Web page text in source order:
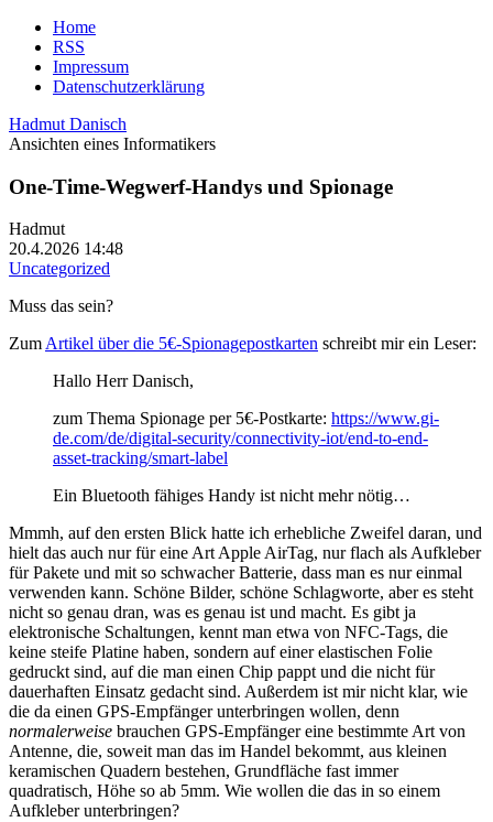
Home
RSS
Impressum
Datenschutzerklärung
Hadmut Danisch
Ansichten eines Informatikers
One-Time-Wegwerf-Handys und Spionage
Hadmut
20.4.2026 14:48
Uncategorized
Muss das sein?
ZumArtikel über die 5€-Spionagepostkarten schreibt mir ein Leser:
Hallo Herr Danisch,
zum Thema Spionage per 5€-Postkarte: https://www.gi-
de.com/de/digital-security/connectivity-iot/end-to-end-
asset-tracking/smart-label
Ein Bluetooth fähiges Handy ist nicht mehr nötig…
Mmmh, auf den ersten Blick hatte ich erhebliche Zweifel daran, und
hielt das auch nur für eine Art Apple AirTag, nur flach als Aufkleber
für Pakete und mit so schwacher Batterie, dass man es nur einmal
verwenden kann. Schöne Bilder, schöne Schlagworte, aber es steht
nicht so genau dran, was es genau ist und macht. Es gibt ja
elektronische Schaltungen, kennt man etwa von NFC-Tags, die
keine steife Platine haben, sondern auf einer elastischen Folie
gedruckt sind, auf die man einen Chip pappt und die nicht für
dauerhaften Einsatz gedacht sind. Außerdem ist mir nicht klar, wie
die da einen GPS-Empfänger unterbringen wollen, denn
normalerweise brauchen GPS-Empfänger eine bestimmte Art von
Antenne, die, soweit man das im Handel bekommt, aus kleinen
keramischen Quadern bestehen, Grundfläche fast immer
quadratisch, Höhe so ab 5mm. Wie wollen die das in so einem
Aufkleber unterbringen?